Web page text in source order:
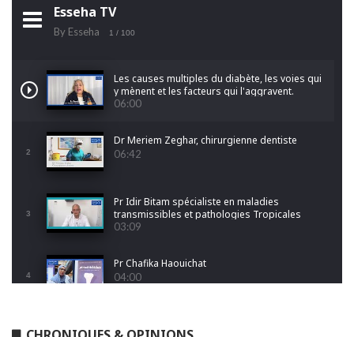
Esseha TV
By Esseha 1 / 100
Les causes multiples du diabète, les voies qui
y mènent et les facteurs qui l'aggravent.
06:00
2
Dr Meriem Zeghar, chirurgienne dentiste
06:42
3
Pr Idir Bitam spécialiste en maladies
transmissibles et pathologies Tropicales
Emergentes
03:09
4
Pr Chafika Haouichat
04:00